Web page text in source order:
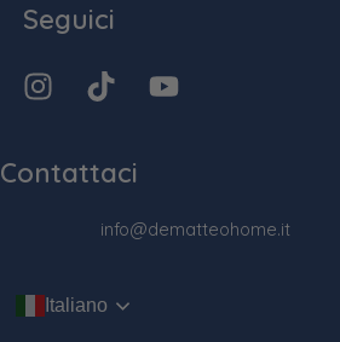
Seguici
Contattaci
info@dematteohome.it
Italiano